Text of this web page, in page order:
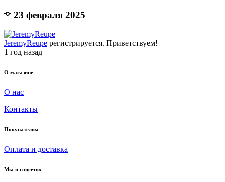
23 февраля 2025
JeremyReupe регистрируется. Приветствуем!
1 год назад
О магазине
О нас
Контакты
Покупателям
Оплата и доставка
Мы в соцсетях